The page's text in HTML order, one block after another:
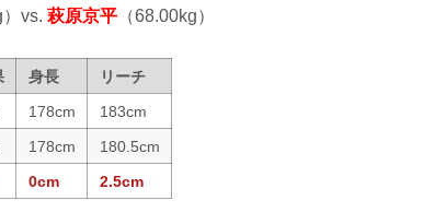
）vs. 萩原京平 （68.00kg）
身長
リーチ
178cm
183cm
178cm
180.5cm
0cm 2.5cm